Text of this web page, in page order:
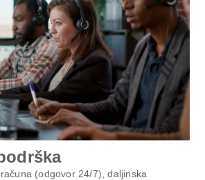
(odgovor 24/7), daljinska